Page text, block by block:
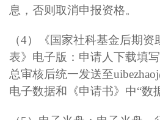
息，否则取消申报资格。
（4）《国家社科基金后期
表》电子版： 申请人下载填
总审核后统一发送至
电子数据和《申请书》中“数